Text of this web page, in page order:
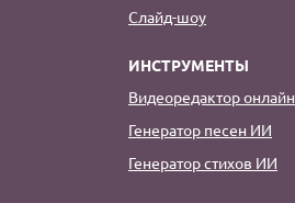
Слайд-шоу
ИНСТРУМЕНТЫ
Видеоредактор онлайн
Генератор песен ИИ
Генератор стихов ИИ